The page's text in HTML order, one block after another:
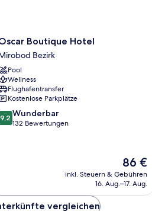
Boutique Hotel
Bezirk
Pool
Wellness
Flughafentransfer
Kostenlose Parkplätze
9,2 Wunderbar
132 Bewertungen
Der
Preis
beträgt
86 €
inkl. Steuern & Gebühren
16. Aug.–17. Aug.
vergleichen